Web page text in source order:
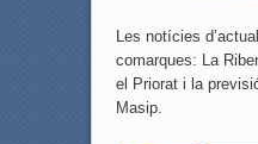
Les notícies
comarques: La
el Priorat i la
Masip.